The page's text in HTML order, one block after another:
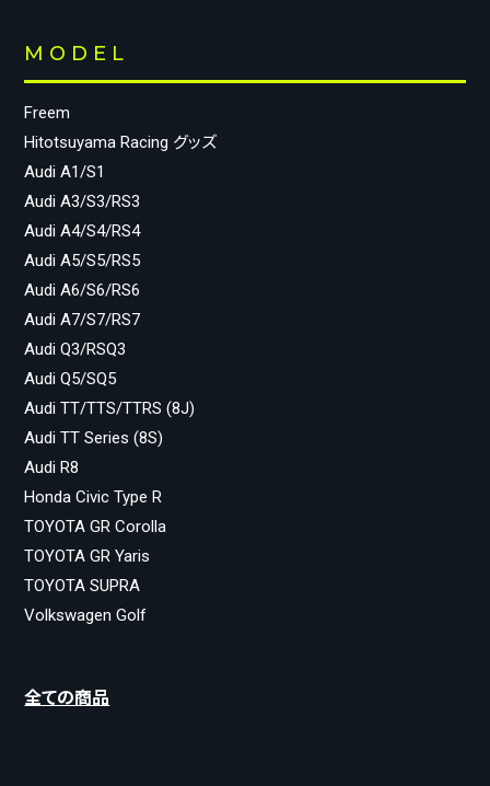
MODEL
Freem
Hitotsuyama Racing グッズ
Audi A1/S1
Audi A3/S3/RS3
Audi A4/S4/RS4
Audi A5/S5/RS5
Audi A6/S6/RS6
Audi A7/S7/RS7
Audi Q3/RSQ3
Audi Q5/SQ5
Audi TT/TTS/TTRS (8J)
Audi TT Series (8S)
Audi R8
Honda Civic Type R
TOYOTA GR Corolla
TOYOTA GR Yaris
TOYOTA SUPRA
Volkswagen Golf
全ての商品